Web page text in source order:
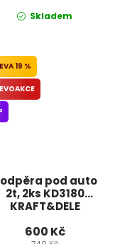
Skladem
pod auto
2t, 2ks KD3180
KRAFT&DELE
19 %
600 Kč